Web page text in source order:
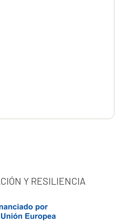
Y RESILIENCIA